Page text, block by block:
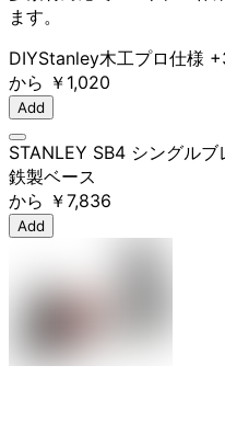
ます。
DIYStanley木工プロ仕様
から ￥1,020
Add
STANLEY SB4 シングル
鉄製ベース
から ￥7,836
Add